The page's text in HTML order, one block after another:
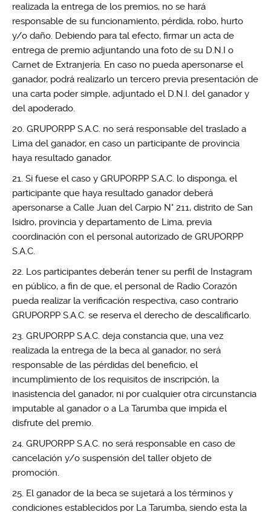
realizada la entrega de los premios, no se hará
responsable de su funcionamiento, pérdida, robo, hurto
y/o daño. Debiendo para tal efecto, firmar un acta de
entrega de premio adjuntando una foto de su D.N.I o
Carnet de Extranjería. En caso no pueda apersonarse el
ganador, podrá realizarlo un tercero previa presentación de
una carta poder simple, adjuntado el D.N.I. del ganador y
del apoderado.
GRUPORPP S.A.C. no será responsable del traslado a
Lima del ganador, en caso un participante de provincia
haya resultado ganador.
Si fuese el caso y GRUPORPP S.A.C. lo disponga, el
participante que haya resultado ganador deberá
apersonarse a Calle Juan del Carpio N° 211, distrito de San
Isidro, provincia y departamento de Lima, previa
coordinación con el personal autorizado de GRUPORPP
S.A.C.
Los participantes deberán tener su perfil de Instagram
en público, a fin de que, el personal de Radio Corazón
pueda realizar la verificación respectiva, caso contrario
GRUPORPP S.A.C. se reserva el derecho de descalificarlo.
GRUPORPP S.A.C. deja constancia que, una vez
realizada la entrega de la beca al ganador, no será
responsable de las pérdidas del beneficio, el
incumplimiento de los requisitos de inscripción, la
inasistencia del ganador, ni por cualquier otra circunstancia
imputable al ganador o a La Tarumba que impida el
disfrute del premio.
GRUPORPP S.A.C. no será responsable en caso de
cancelación y/o suspensión del taller objeto de
promoción.
El ganador de la beca se sujetará a los términos y
condiciones establecidos por La Tarumba, siendo esta la